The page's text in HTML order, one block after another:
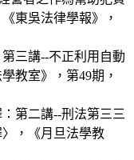
東吳法律學報》，
三講--不正利用自動
教室》，第49期，
第二講--刑法第三三
，《月旦法學教